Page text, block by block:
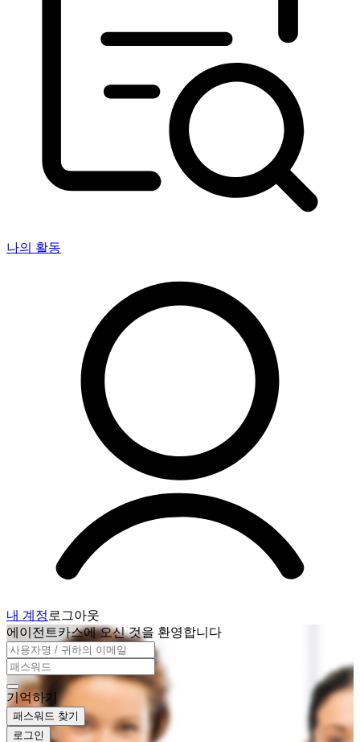
나의 활동
내 계정 로그아웃
에이전트카스에 오신 것을 환영합니다
기억하기
패스워드 찾기
로그인